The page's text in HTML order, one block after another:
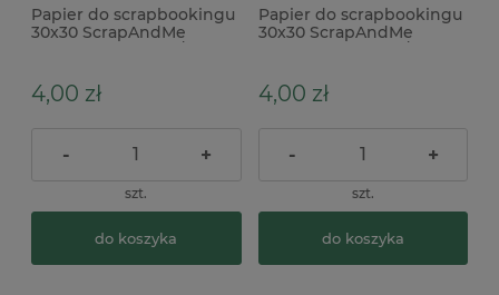
Papier do scrapbookingu
30x30 ScrapAndMe
4,00 zł
- +
szt.
do koszyka
Papier do scrapbookingu
30x30 ScrapAndMe
4,00 zł
- +
szt.
do koszyka